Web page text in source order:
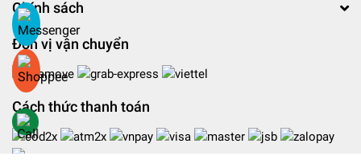
Chính sách
Đơn vị vận chuyển
Cách thức thanh toán